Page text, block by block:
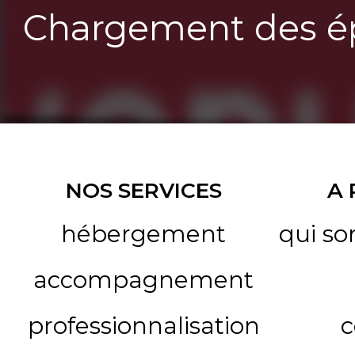
Chargement des
NOS SERVICES
hébergement
accompagnement
professionnalisation
A
qui